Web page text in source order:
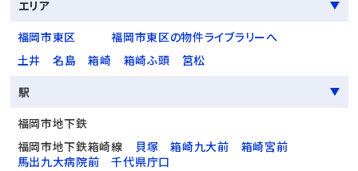
エリア
福岡市東区
福岡市東区の物件ライブラリーへ
土井
名島 箱崎 箱崎ふ頭
筥松
駅
福岡市地下鉄
福岡市地下鉄箱崎線
貝塚 箱崎九大前
箱崎宮前
馬出九大病院前
千代県庁口